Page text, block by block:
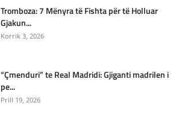
Tromboza: 7 Mënyra të Fishta për të Holluar
Gjakun...
Korrik 3, 2026
“Çmenduri” te Real Madridi: Gjiganti madrilen i
pe...
Prill 19, 2026